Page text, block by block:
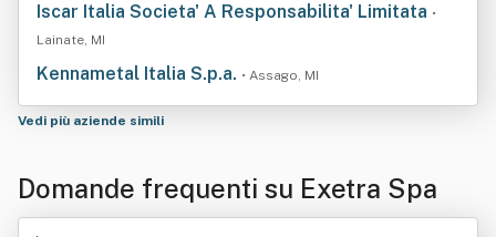
Iscar Italia Societa' A Responsabilita' Limitata •
Lainate, MI
Kennametal Italia S.p.a. • Assago, MI
Vedi più aziende simili
Domande frequenti su Exetra Spa